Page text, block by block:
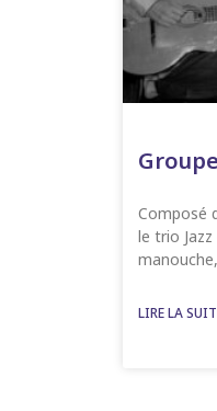
Composé
le trio
LIRE LA